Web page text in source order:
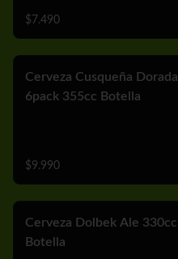
$7.490
Cerveza Cusqueña Dorada
6pack 355cc Botella
$9.990
Cerveza Dolbek Ale 330cc
Botella